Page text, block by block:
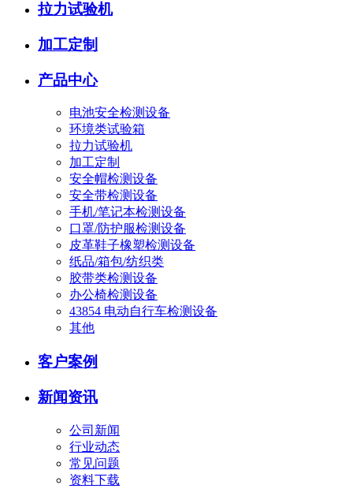
拉力试验机
加工定制
产品中心
电池安全检测设备
环境类试验箱
拉力试验机
加工定制
安全帽检测设备
安全带检测设备
手机/笔记本检测设备
口罩/防护服检测设备
皮革鞋子橡塑检测设备
纸品/箱包/纺织类
胶带类检测设备
办公椅检测设备
43854 电动自行车检测设备
其他
客户案例
新闻资讯
公司新闻
行业动态
常见问题
资料下载